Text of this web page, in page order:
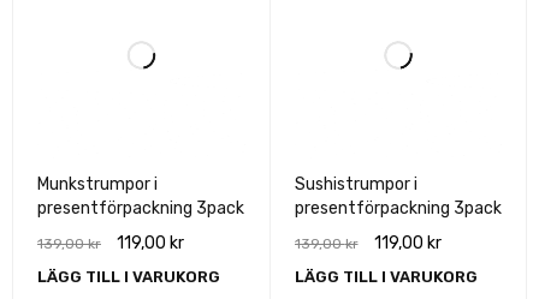
Munkstrumpor i
presentförpackning 3pack
139,00kr 119,00 kr
LÄGG TILL I VARUKORG
Sushistrumpor i
presentförpackning 3pack
139,00kr 119,00 kr
LÄGG TILL I VARUKORG